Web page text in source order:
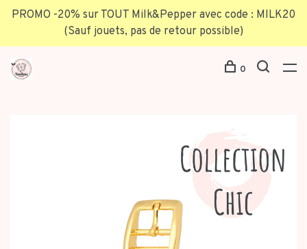
PROMO -20% sur TOUT Milk&Pepper avec code : MILK20
(Sauf jouets, pas de retour possible)
0